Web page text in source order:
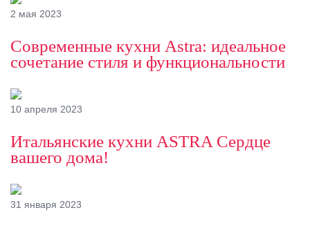
2 мая 2023
Современные кухни Astra: идеальное
сочетание стиля и функциональности
10 апреля 2023
Итальянские кухни ASTRA Сердце
вашего дома!
31 января 2023